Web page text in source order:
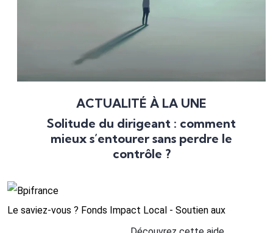
ACTUALITÉ À LA UNE
Solitude du dirigeant : comment
mieux s’entourer sans perdre le
contrôle ?
Le saviez-vous ? Fonds Impact Local - Soutien aux